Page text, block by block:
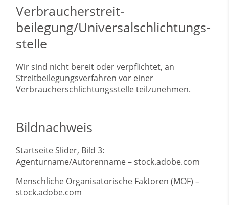
Verbraucher­streit­
beilegung/Universal­schlichtungs­
stelle
Wir sind nicht bereit oder verpflichtet, an
Streitbeilegungsverfahren vor einer
Verbraucherschlichtungsstelle teilzunehmen.
Bildnachweis
Startseite Slider, Bild 3:
Agenturname/Autorenname – stock.adobe.com
Menschliche Organisatorische Faktoren (MOF) –
stock.adobe.com